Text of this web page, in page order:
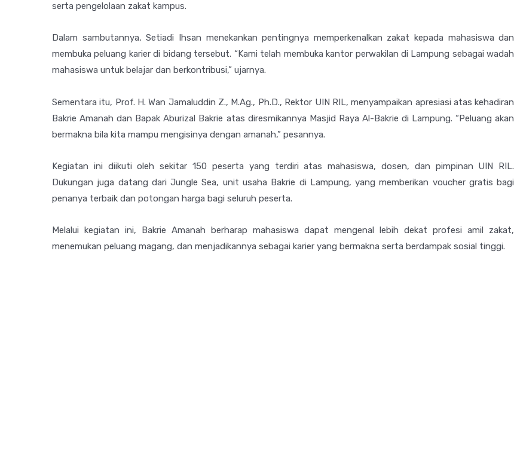
serta pengelolaan zakat kampus.
Dalam sambutannya, Setiadi Ihsan menekankan pentingnya memperkenalkan zakat kepada mahasiswa dan
membuka peluang karier di bidang tersebut. “Kami telah membuka kantor perwakilan di Lampung sebagai wadah
mahasiswa untuk belajar dan berkontribusi,” ujarnya.
Sementara itu, Prof. H. Wan Jamaluddin Z., M.Ag., Ph.D., Rektor UIN RIL, menyampaikan apresiasi atas kehadiran
Bakrie Amanah dan Bapak Aburizal Bakrie atas diresmikannya Masjid Raya Al-Bakrie di Lampung. “Peluang akan
bermakna bila kita mampu mengisinya dengan amanah,” pesannya.
Kegiatan ini diikuti oleh sekitar 150 peserta yang terdiri atas mahasiswa, dosen, dan pimpinan UIN RIL.
Dukungan juga datang dari Jungle Sea, unit usaha Bakrie di Lampung, yang memberikan voucher gratis bagi
penanya terbaik dan potongan harga bagi seluruh peserta.
Melalui kegiatan ini, Bakrie Amanah berharap mahasiswa dapat mengenal lebih dekat profesi amil zakat,
menemukan peluang magang, dan menjadikannya sebagai karier yang bermakna serta berdampak sosial tinggi.